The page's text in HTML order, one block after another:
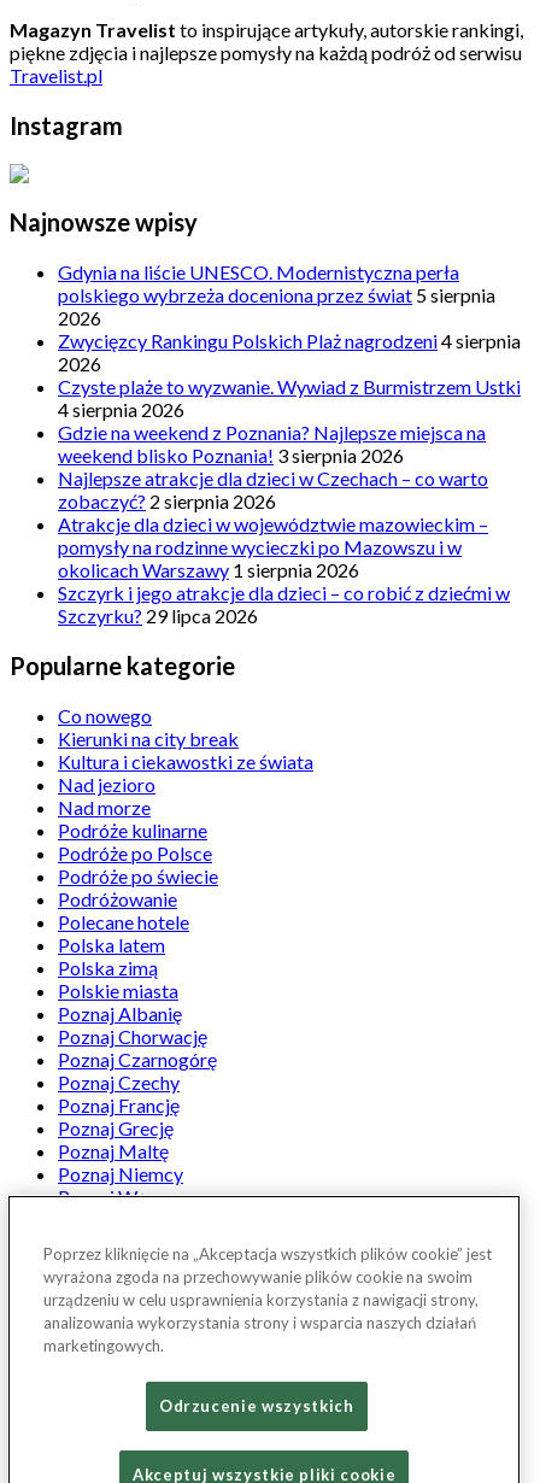
Magazyn Travelist to inspirujące artykuły, autorskie rankingi,
piękne zdjęcia i najlepsze pomysły na każdą podróż od serwisu
Travelist.pl
Instagram
Najnowsze wpisy
Gdynia na liście UNESCO. Modernistyczna perła
polskiego wybrzeża doceniona przez świat 5 sierpnia
2026
Zwycięzcy Rankingu Polskich Plaż nagrodzeni4 sierpnia
2026
Czyste plaże to wyzwanie. Wywiad z Burmistrzem Ustki
4 sierpnia 2026
Gdzie na weekend z Poznania? Najlepsze miejsca na
weekend blisko Poznania! 3 sierpnia 2026
Najlepsze atrakcje dla dzieci w Czechach – co warto
zobaczyć? 2 sierpnia 2026
Atrakcje dla dzieci w województwie mazowieckim –
pomysły na rodzinne wycieczki po Mazowszu i w
okolicach Warszawy 1 sierpnia 2026
Szczyrk i jego atrakcje dla dzieci – co robić z dziećmi w
Szczyrku? 29 lipca 2026
Popularne kategorie
Co nowego
Kierunki na city break
Kultura i ciekawostki ze świata
Nad jezioro
Nad morze
Podróże kulinarne
Podróże po Polsce
Podróże po świecie
Podróżowanie
Polecane hotele
Polska latem
Polska zimą
Polskie miasta
Poznaj Albanię
Poznaj Chorwację
Poznaj Czarnogórę
Poznaj Czechy
Poznaj Francję
Poznaj Grecję
Poznaj Maltę
Poznaj Niemcy
Poznaj Węgry
Projekt Poznaj Polskę
Ranking Travelist
Rozmowy Travelist
W góry
Weekend w Polsce z Państwem Torres
Zwiedzanie polski samochodem z Travelist.pl & Jeep
facebook
instagram
Poprzez kliknięcie na „Akceptacja wszystkich plików cookie” jest
wyrażona zgoda na przechowywanie plików cookie na swoim
urządzeniu w celu usprawnienia korzystania z nawigacji strony,
analizowania wykorzystania strony i wsparcia naszych działań
marketingowych.
Odrzucenie wszystkich
Akceptuj wszystkie pliki cookie